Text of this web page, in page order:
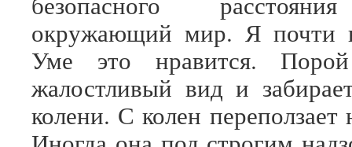
окружающий мир. Я почти
Уме это нравится.
жалостливый вид и
колени. С колен переползает